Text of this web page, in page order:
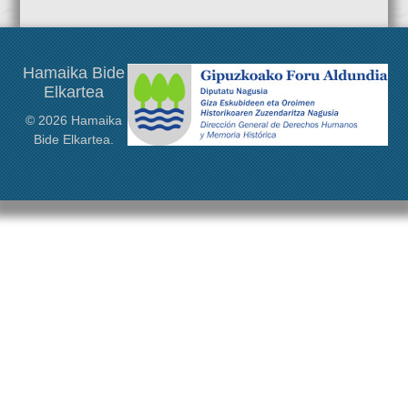
antolatzen duen ekimen honetan.
Hamaika Bide
Elkartea
© 2026 Hamaika
Bide Elkartea.